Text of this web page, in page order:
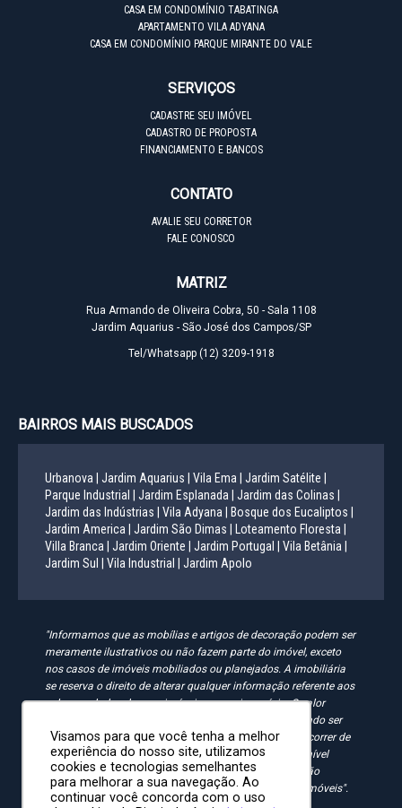
CASA EM CONDOMÍNIO TABATINGA
APARTAMENTO VILA ADYANA
CASA EM CONDOMÍNIO PARQUE MIRANTE DO VALE
SERVIÇOS
CADASTRE SEU IMÓVEL
CADASTRO DE PROPOSTA
FINANCIAMENTO E BANCOS
CONTATO
AVALIE SEU CORRETOR
FALE CONOSCO
MATRIZ
Rua Armando de Oliveira Cobra, 50 - Sala 1108
Jardim Aquarius - São José dos Campos/SP
Tel/Whatsapp (12) 3209-1918
BAIRROS MAIS BUSCADOS
Urbanova | Jardim Aquarius | Vila Ema |
Jardim Satélite |
Parque Industrial |
Jardim Esplanada |
Jardim das Colinas |
Jardim das Indústrias |
Vila Adyana |
Bosque dos Eucaliptos |
Jardim America |
Jardim São Dimas |
Loteamento Floresta |
Villa Branca |
Jardim Oriente | Jardim Portugal |
Vila Betânia |
Jardim Sul |
Vila Industrial | Jardim Apolo
"Informamos que as mobílias e artigos de decoração podem ser
meramente ilustrativos ou não fazem parte do imóvel, exceto
nos casos de imóveis mobiliados ou planejados. A imobiliária
se reserva o direito de alterar qualquer informação referente aos
valores e dados de seus imóveis sem aviso prévio. O valor
anunciado do condomínio e IPTU é aproximado, podendo ser
maior, menor ou mesmo passível de alteração. Pode ocorrer de
algum imóvel anunciado no site não estar mais disponível
devido à rotatividade. As solicitações feitas pelo site não
implicam em reserva, compra ou venda de quaisquer imóveis".
Visamos para que você tenha a melhor
experiência do nosso site, utilizamos
cookies e tecnologias semelhantes
para melhorar a sua navegação. Ao
continuar você concorda com o uso